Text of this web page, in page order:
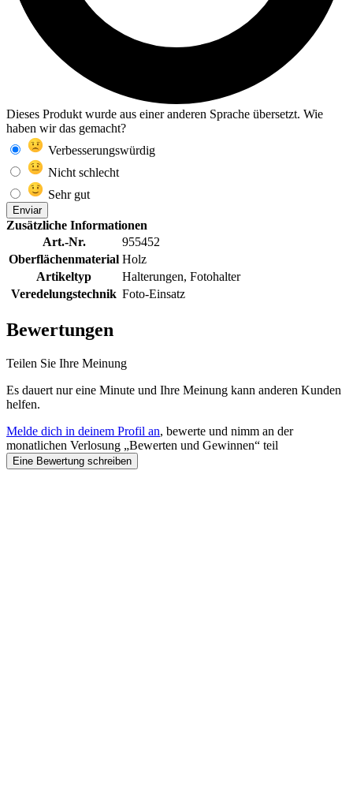
Dieses Produkt wurde aus einer anderen Sprache übersetzt. Wie
haben wir das gemacht?
Verbesserungswürdig
Nicht schlecht
Sehr gut
Enviar
Zusätzliche Informationen
Art.-Nr.
955452
Oberflächenmaterial Holz
Artikeltyp
Halterungen, Fotohalter
Veredelungstechnik Foto-Einsatz
Bewertungen
Teilen Sie Ihre Meinung
Es dauert nur eine Minute und Ihre Meinung kann anderen Kunden
helfen.
Melde dich in deinem Profil an, bewerte und nimm an der
monatlichen Verlosung „Bewerten und Gewinnen“ teil
Eine Bewertung schreiben